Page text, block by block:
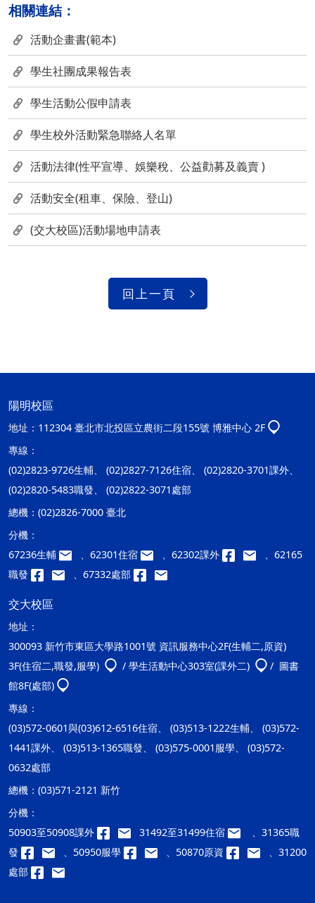
相關連結：
活動企畫書(範本)
學生社團成果報告表
學生活動公假申請表
學生校外活動緊急聯絡人名單
活動法律(性平宣導、娛樂稅、公益勸募及義賣 )
活動安全(租車、保險、登山)
(交大校區)活動場地申請表
回上一頁
陽明校區
地址： 112304 臺北市北投區立農街二段155號 博雅中心 2F
專線：
(02)2823-9726生輔、 (02)2827-7126住宿、 (02)2820-3701課外、
(02)2820-5483職發、 (02)2822-3071處部
總機： (02)2826-7000 臺北
分機：
67236生輔
、62301住宿 、62302課外
、62165
職發
、67332處部
交大校區
地址：
300093 新竹市東區大學路1001號 資訊服務中心2F(生輔二,原資)
3F(住宿二,職發,服學)
/ 學生活動中心303室(課外二)
/ 圖書
館8F(處部)
專線：
(03)572-0601與(03)612-6516住宿、 (03)513-1222生輔、 (03)572-
1441課外、 (03)513-1365職發、 (03)575-0001服學、 (03)572-
0632處部
總機： (03)571-2121 新竹
分機：
50903至50908課外
31492至31499住宿
、31365職
發
、50950服學 、50870原資
、31200
處部